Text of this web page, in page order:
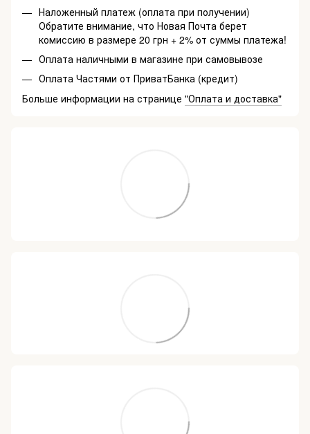
Наложенный платеж (оплата при получении)
Обратите внимание, что Новая Почта берет
комиссию в размере 20 грн + 2% от суммы платежа!
Оплата наличными в магазине при самовывозе
Оплата Частями от ПриватБанка (кредит)
Больше информации на странице "Оплата и доставка"